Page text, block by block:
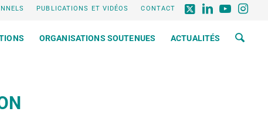
PUBLICATIONS ET VIDÉOS CONTACT
ORGANISATIONS SOUTENUES ACTUALITÉS